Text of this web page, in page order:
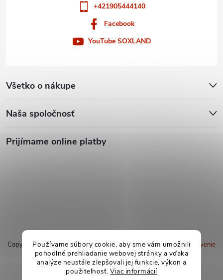
Používame súbory cookie, aby sme vám umožnili
pohodlné prehliadanie webovej stránky a vďaka
analýze neustále zlepšovali jej funkcie, výkon a
použiteľnosť.Viac informácií
+421905444140
Facebook
YouTube SOXLAND
Všetko o nákupe
Naša spoločnosť
Prijímame online platby
Vytvoril Shoptet
Copyright 2026soxland.sk. Všetky práva vyhradené. Upraviť nastavenie
cookies